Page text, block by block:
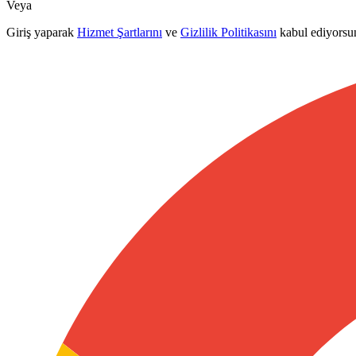
Veya
Giriş yaparak Hizmet Şartlarını ve Gizlilik Politikasını kabul